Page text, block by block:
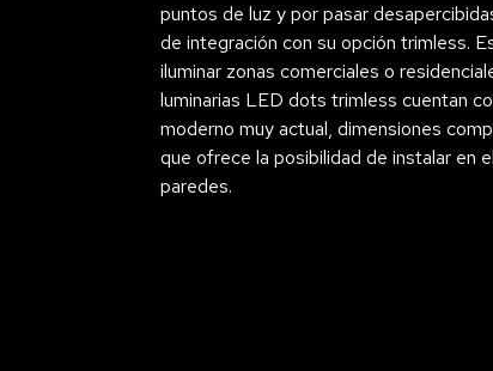
puntos de luz y por pasar
de integración con su opción trimless.
iluminar zonas comerciales o
luminarias LED dots trimless cuentan
moderno muy actual, dimensiones
que ofrece la posibilidad de instalar en
paredes.